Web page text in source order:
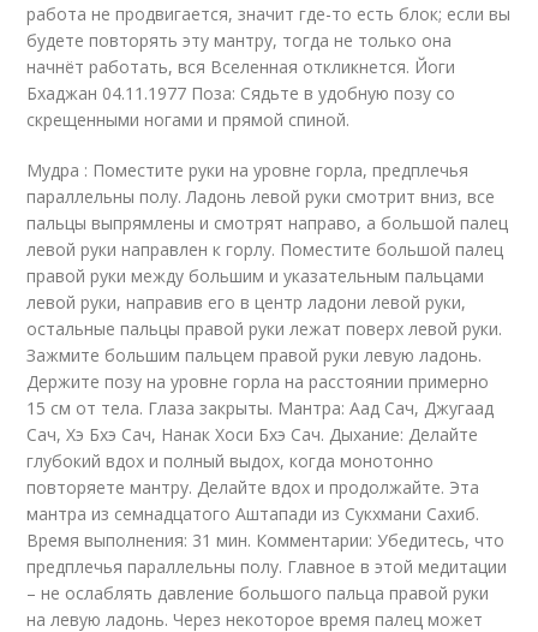
работа не продвигается, значит где-то есть блок; если вы
будете повторять эту мантру, тогда не только она
начнёт работать, вся Вселенная откликнется. Йоги
Бхаджан 04.11.1977 Поза: Сядьте в удобную позу со
скрещенными ногами и прямой спиной.
Мудра : Поместите руки на уровне горла, предплечья
параллельны полу. Ладонь левой руки смотрит вниз, все
пальцы выпрямлены и смотрят направо, а большой палец
левой руки направлен к горлу. Поместите большой палец
правой руки между большим и указательным пальцами
левой руки, направив его в центр ладони левой руки,
остальные пальцы правой руки лежат поверх левой руки.
Зажмите большим пальцем правой руки левую ладонь.
Держите позу на уровне горла на расстоянии примерно
15 см от тела. Глаза закрыты. Мантра: Аад Сач, Джугаад
Сач, Хэ Бхэ Сач, Нанак Хоси Бхэ Сач. Дыхание: Делайте
глубокий вдох и полный выдох, когда монотонно
повторяете мантру. Делайте вдох и продолжайте. Эта
мантра из семнадцатого Аштапади из Сукхмани Сахиб.
Время выполнения: 31 мин. Комментарии: Убедитесь, что
предплечья параллельны полу. Главное в этой медитации
– не ослаблять давление большого пальца правой руки
на левую ладонь. Через некоторое время палец может